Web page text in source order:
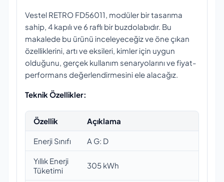
Vestel RETRO FD56011, modüler bir tasarıma
sahip, 4 kapılı ve 6 raflı bir buzdolabıdır. Bu
makalede bu ürünü inceleyeceğiz ve öne çıkan
özelliklerini, artı ve eksileri, kimler için uygun
olduğunu, gerçek kullanım senaryolarını ve fiyat-
performans değerlendirmesini ele alacağız.
Teknik Özellikler:
Özellik Açıklama
Enerji Sınıfı A G: D
Yıllık Enerji
Tüketimi
305 kWh